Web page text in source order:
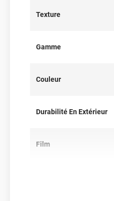
Référence produit :
Texture
Gamme
Couleur
Durabilité En Extérieur
Film